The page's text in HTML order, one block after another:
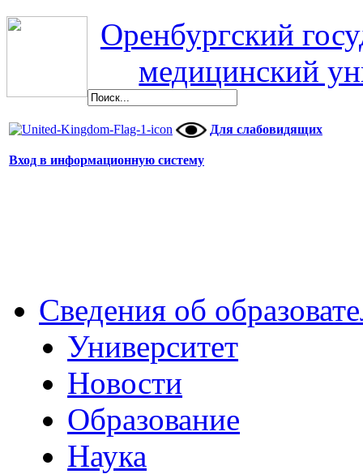
Оренбургский
медицинский
Для слабовидящих
Вход в информационную систему
Сведения об
Университет
Новости
Образование
Наука